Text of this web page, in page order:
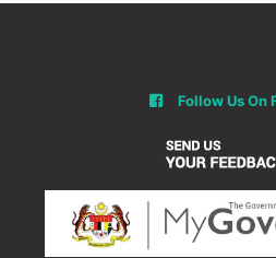
Follow Us On